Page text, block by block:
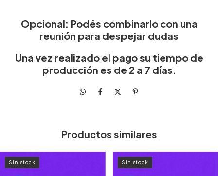
Opcional: Podés combinarlo con una
reunión para despejar dudas
Una vez realizado el pago su tiempo de
producción es de 2 a 7 días.
Productos similares
Sin stock Sin stock